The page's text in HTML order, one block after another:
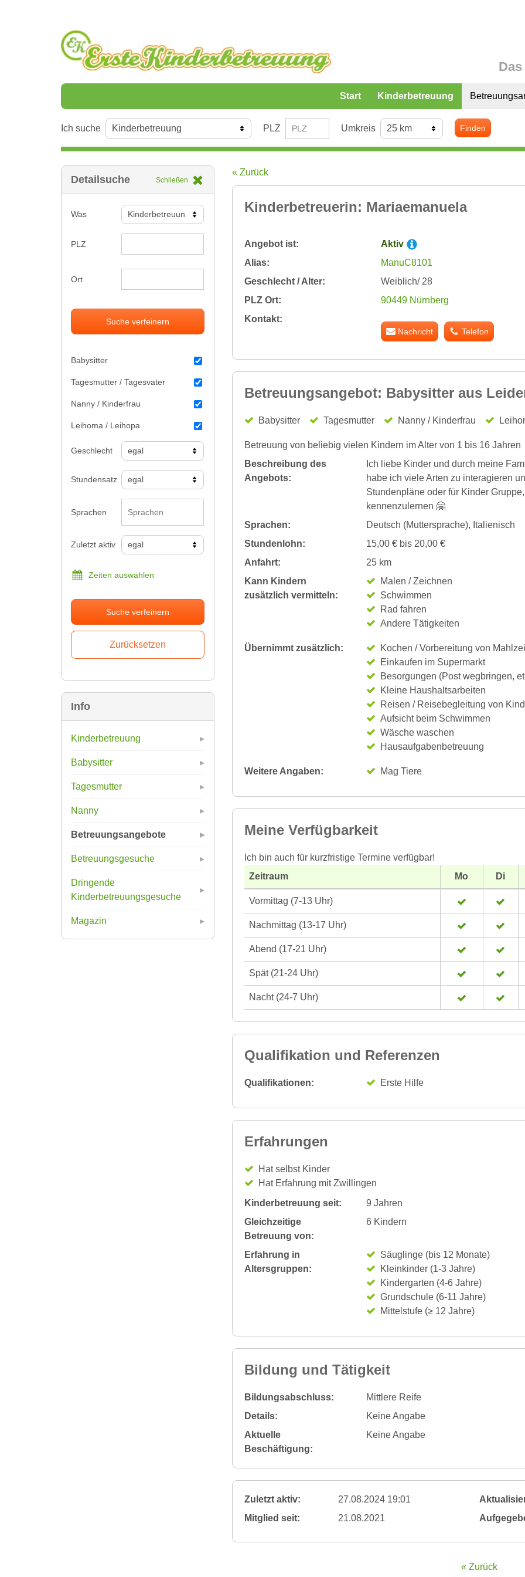
Start Kinderbetreuung
Ich suche PLZ Umkreis Finden
Detailsuche Schließen
Was
PLZ
Ort
Suche verfeinern
Babysitter
Tagesmutter / Tagesvater
Nanny / Kinderfrau
Leihoma / Leihopa
Geschlecht
Stundensatz
Sprachen
Zuletzt aktiv
Zeiten auswählen
Suche verfeinern
Info
Kinderbetreuung
Babysitter
Tagesmutter
Nanny
Betreuungsangebote
Betreuungsgesuche
Dringende
Kinderbetreuungsgesuche
Magazin
« Zurück
Kinderbetreuerin: Mariaemanuela
Angebot ist:
Aktiv
Alias:
ManuC8101
Geschlecht / Alter:
Weiblich/ 28
PLZ Ort:
90449 Nürnberg
Kontakt:
Nachricht Telefon
Betreuungsangebot: Babysitter aus
Babysitter Tagesmutter Nanny / Kinderfrau
Betreuung von beliebig vielen Kindern im Alter von 1 bis 16 Jahren
Beschreibung des
Angebots:
Ich liebe Kinder und durch meine
habe ich viele Arten zu interagieren
Stundenpläne oder für Kinder
kennenzulernen 🤗
Sprachen:
Deutsch (Muttersprache), Italienisch
Stundenlohn:
15,00 € bis 20,00 €
Anfahrt:
25 km
Kann Kindern
zusätzlich vermitteln:
Malen / Zeichnen
Schwimmen
Rad fahren
Andere Tätigkeiten
Übernimmt zusätzlich:
Kochen / Vorbereitung von
Einkaufen im Supermarkt
Besorgungen (Post wegbringen,
Kleine Haushaltsarbeiten
Reisen / Reisebegleitung von
Aufsicht beim Schwimmen
Wäsche waschen
Hausaufgabenbetreuung
Weitere Angaben: Mag Tiere
Meine Verfügbarkeit
Ich bin auch für kurzfristige Termine verfügbar!
Zeitraum
Mo Di
Vormittag (7-13 Uhr)
Nachmittag (13-17 Uhr)
Abend (17-21 Uhr)
Spät (21-24 Uhr)
Nacht (24-7 Uhr)
Qualifikation und Referenzen
Qualifikationen: Erste Hilfe
Erfahrungen
Hat selbst Kinder
Hat Erfahrung mit Zwillingen
Kinderbetreuung seit:
9 Jahren
Gleichzeitige
Betreuung von:
6 Kindern
Erfahrung in
Altersgruppen:
Säuglinge (bis 12 Monate)
Kleinkinder (1-3 Jahre)
Kindergarten (4-6 Jahre)
Grundschule (6-11 Jahre)
Mittelstufe (≥ 12 Jahre)
Bildung und Tätigkeit
Bildungsabschluss:
Mittlere Reife
Details:
Keine Angabe
Aktuelle
Beschäftigung:
Keine Angabe
Zuletzt aktiv: 27.08.2024 19:01
Mitglied seit:
21.08.2021
« Zurück